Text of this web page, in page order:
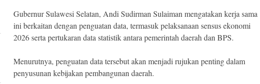
Gubernur Sulawesi Selatan, Andi Sudirman Sulaiman mengatakan kerja sama
ini berkaitan dengan penguatan data, termasuk pelaksanaan sensus ekonomi
2026 serta pertukaran data statistik antara pemerintah daerah dan BPS.
Menurutnya, penguatan data tersebut akan menjadi rujukan penting dalam
penyusunan kebijakan pembangunan daerah.